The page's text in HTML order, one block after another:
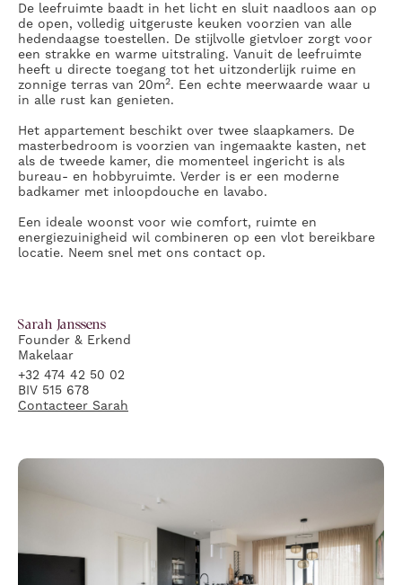
De leefruimte baadt in het licht en sluit naadloos aan op
de open, volledig uitgeruste keuken voorzien van alle
hedendaagse toestellen. De stijlvolle gietvloer zorgt voor
een strakke en warme uitstraling. Vanuit de leefruimte
heeft u directe toegang tot het uitzonderlijk ruime en
zonnige terras van 20m2. Een echte meerwaarde waar u
in alle rust kan genieten.
Het appartement beschikt over twee slaapkamers. De
masterbedroom is voorzien van ingemaakte kasten, net
als de tweede kamer, die momenteel ingericht is als
bureau- en hobbyruimte. Verder is er een moderne
badkamer met inloopdouche en lavabo.
Een ideale woonst voor wie comfort, ruimte en
energiezuinigheid wil combineren op een vlot bereikbare
locatie. Neem snel met ons contact op.
Sarah Janssens
Founder & Erkend
Makelaar
+32 474 42 50 02
BIV 515 678
Contacteer Sarah